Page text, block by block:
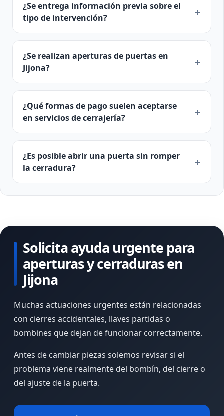
¿Se entrega información previa sobre el
tipo de intervención?
¿Se realizan aperturas de puertas en
Jijona?
¿Qué formas de pago suelen aceptarse
en servicios de cerrajería?
¿Es posible abrir una puerta sin romper
la cerradura?
Solicita ayuda urgente para
aperturas y cerraduras en
Jijona
Muchas actuaciones urgentes están relacionadas
con cierres accidentales, llaves partidas o
bombines que dejan de funcionar correctamente.
Antes de cambiar piezas solemos revisar si el
problema viene realmente del bombín, del cierre o
del ajuste de la puerta.